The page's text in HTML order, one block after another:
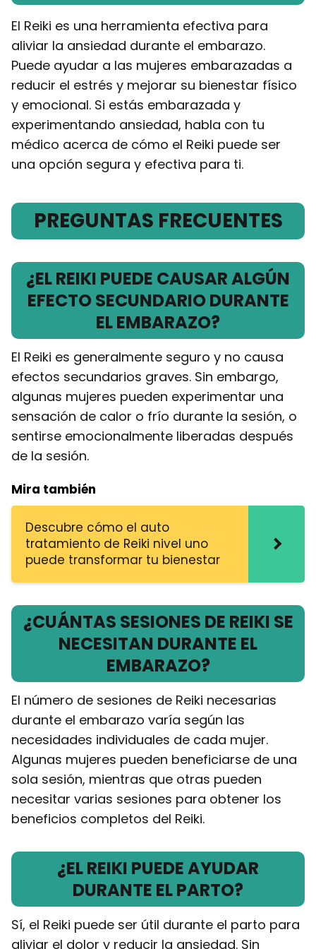
El Reiki es una herramienta efectiva para
aliviar la ansiedad durante el embarazo.
Puede ayudar a las mujeres embarazadas a
reducir el estrés y mejorar su bienestar físico
y emocional. Si estás embarazada y
experimentando ansiedad, habla con tu
médico acerca de cómo el Reiki puede ser
una opción segura y efectiva para ti.
PREGUNTAS FRECUENTES
¿EL REIKI PUEDE CAUSAR ALGÚN
EFECTO SECUNDARIO DURANTE
EL EMBARAZO?
El Reiki es generalmente seguro y no causa
efectos secundarios graves. Sin embargo,
algunas mujeres pueden experimentar una
sensación de calor o frío durante la sesión, o
sentirse emocionalmente liberadas después
de la sesión.
Mira también
Descubre cómo el auto
tratamiento de Reiki nivel uno
puede transformar tu bienestar
¿CUÁNTAS SESIONES DE REIKI SE
NECESITAN DURANTE EL
EMBARAZO?
El número de sesiones de Reiki necesarias
durante el embarazo varía según las
necesidades individuales de cada mujer.
Algunas mujeres pueden beneficiarse de una
sola sesión, mientras que otras pueden
necesitar varias sesiones para obtener los
beneficios completos del Reiki.
¿EL REIKI PUEDE AYUDAR
DURANTE EL PARTO?
Sí, el Reiki puede ser útil durante el parto para
aliviar el dolor y reducir la ansiedad. Sin